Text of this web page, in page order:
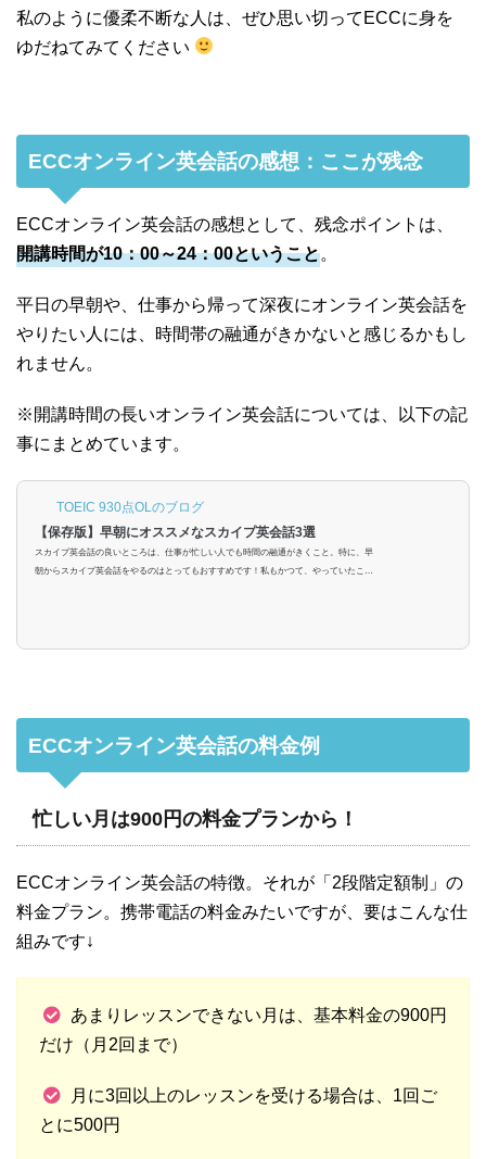
私のように優柔不断な人は、ぜひ思い切ってECCに身を
ゆだねてみてください
ECCオンライン英会話の感想：ここが残念
ECCオンライン英会話の感想として、残念ポイントは、
開講時間が10：00～24：00ということ。
平日の早朝や、仕事から帰って深夜にオンライン英会話を
やりたい人には、時間帯の融通がきかないと感じるかもし
れません。
※開講時間の長いオンライン英会話については、以下の記
事にまとめています。
TOEIC 930点OLのブログ
【保存版】早朝にオススメなスカイプ英会話3選
スカイプ英会話の良いところは、仕事が忙しい人でも時間の融通がきくこと。特に、早
朝からスカイプ英会話をやるのはとってもおすすめです！私もかつて、やっていたこと
ECCオンライン英会話の料金例
忙しい月は900円の料金プランから！
ECCオンライン英会話の特徴。それが「2段階定額制」の
料金プラン。携帯電話の料金みたいですが、要はこんな仕
組みです↓
あまりレッスンできない月は、基本料金の900円
だけ（月2回まで）
月に3回以上のレッスンを受ける場合は、1回ご
とに500円